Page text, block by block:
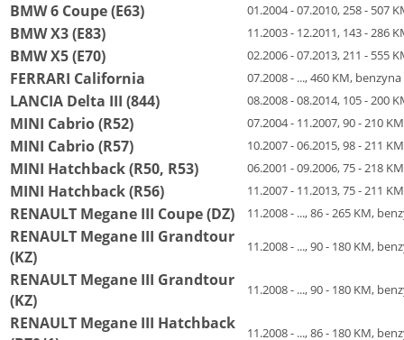
BMW 6 Coupe (E63) 01.2004 - 07.2010, 258 - 507
BMW X3 (E83) 11.2003 - 12.2011, 143 - 286
BMW X5 (E70) 02.2006 - 07.2013, 211 - 555
FERRARI California 07.2008 - ..., 460 KM, benzyna
LANCIA Delta III (844) 08.2008 - 08.2014, 105 - 200
MINI Cabrio (R52) 07.2004 - 11.2007, 90 - 210
MINI Cabrio (R57) 10.2007 - 06.2015, 98 - 211
MINI Hatchback (R50, R53) 06.2001 - 09.2006, 75 - 218
MINI Hatchback (R56) 11.2007 - 11.2013, 75 - 211
RENAULT Megane III Coupe (DZ) 11.2008 - ..., 86 - 265 KM,
RENAULT Megane III Grandtour
(KZ)
11.2008 - ..., 90 - 180 KM,
RENAULT Megane III Grandtour
(KZ)
11.2008 - ..., 90 - 180 KM,
RENAULT Megane III Hatchback
11.2008 - ..., 86 - 180 KM,